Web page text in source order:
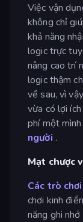
Việc vận
không chỉ
khả năng
logic trực
nâng cao trí
logic thậm
về sau, vì
vừa có lợi
phí một
người .
Mạt chược
Các trò
chơi kinh
năng ghi